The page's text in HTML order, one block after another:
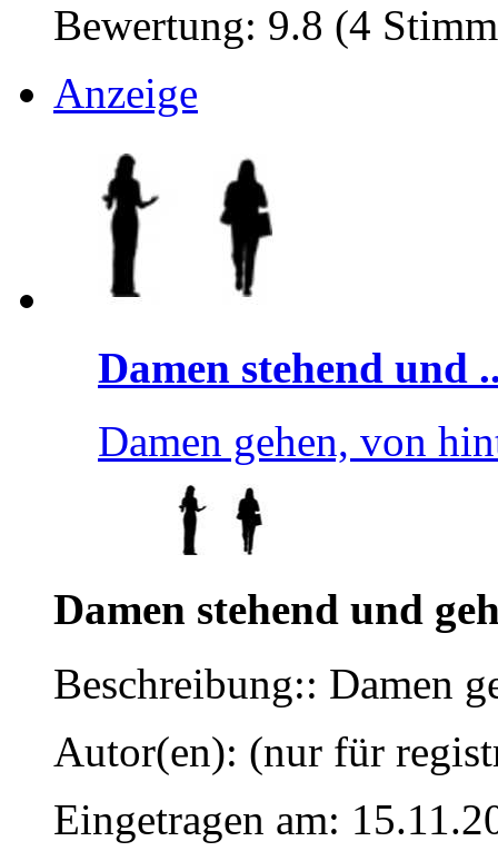
Bewertung: 9.8 (4
Anzeige
Damen stehend und
Damen gehen, von
Damen stehend und
Beschreibung:: Damen
Autor(en): (nur für
Eingetragen am: